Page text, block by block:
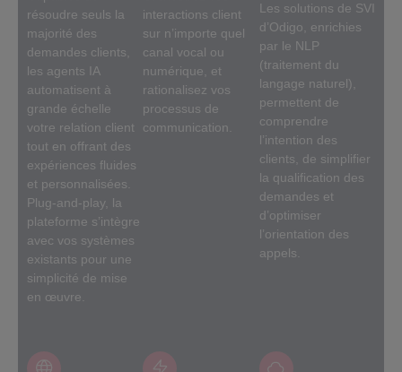
résoudre seuls la
majorité des
demandes clients,
les agents IA
automatisent à
grande échelle
votre relation client
tout en offrant des
expériences fluides
et personnalisées.
Plug-and-play, la
plateforme s’intègre
avec vos systèmes
existants pour une
simplicité de mise
en œuvre.
interactions client
sur n’importe quel
canal vocal ou
numérique, et
rationalisez vos
processus de
communication.
Les solutions de SVI
d’Odigo, enrichies
par le NLP
(traitement du
langage naturel),
permettent de
comprendre
l’intention des
clients, de simplifier
la qualification des
demandes et
d’optimiser
l’orientation des
appels.